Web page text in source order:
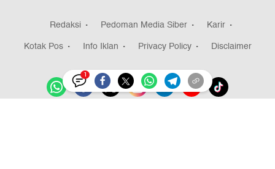
1
Redaksi Pedoman Media Siber
Karir
Kotak Pos
Info Iklan Privacy Policy Disclaimer